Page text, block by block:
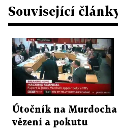
Související
Útočník na
vězení a pokutu